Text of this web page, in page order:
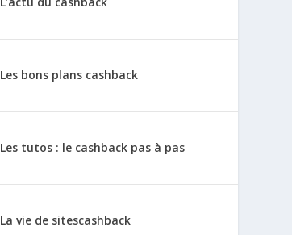
Les bons plans cashback
Les tutos : le cashback pas à pas
La vie de sitescashback